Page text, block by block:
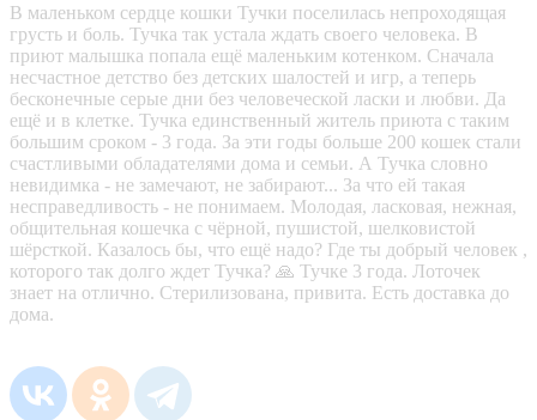
В маленьком сердце кошки Тучки поселилась непроходящая
грусть и боль. Тучка так устала ждать своего человека. В
приют малышка попала ещё маленьким котенком. Сначала
несчастное детство без детских шалостей и игр, а теперь
бесконечные серые дни без человеческой ласки и любви. Да
ещё и в клетке. Тучка единственный житель приюта с таким
большим сроком - 3 года. За эти годы больше 200 кошек стали
счастливыми обладателями дома и семьи. А Тучка словно
невидимка - не замечают, не забирают... За что ей такая
несправедливость - не понимаем. Молодая, ласковая, нежная,
общительная кошечка с чёрной, пушистой, шелковистой
шёрсткой. Казалось бы, что ещё надо? Где ты добрый человек ,
которого так долго ждет Тучка? 🙏 Тучке 3 года. Лоточек
знает на отлично. Стерилизована, привита. Есть доставка до
дома.